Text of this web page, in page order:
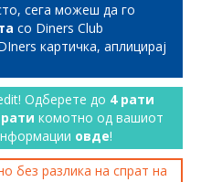
сега можеш да го
со Diners Club
картичка, аплицирај
Одберете до 4 рати
комотно од вашиот
овде!
без разлика на спрат на